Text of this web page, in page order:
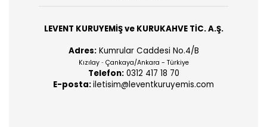
LEVENT KURUYEMİŞ ve KURUKAHVE TİC. A.Ş.
Adres:Kumrular Caddesi No.4/B
Kızılay - Çankaya/Ankara - Türkiye
Telefon:0312 417 18 70
E-posta:iletisim@leventkuruyemis.com